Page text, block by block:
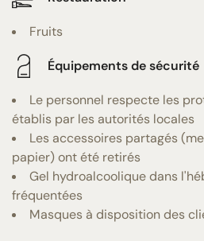
Fruits
Équipements de sécurité
Le personnel respecte les
établis par les autorités locales
Les accessoires partagés
papier) ont été retirés
Gel hydroalcoolique dans
fréquentées
Masques à disposition des